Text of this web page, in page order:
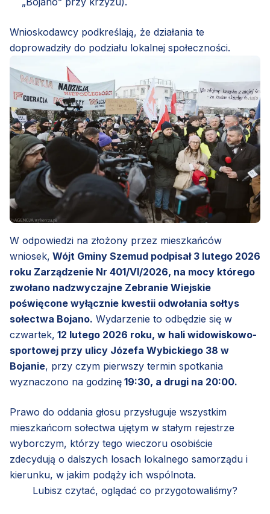
Wnioskodawcy podkreślają, że działania te
doprowadziły do podziału lokalnej społeczności.
W odpowiedzi na złożony przez mieszkańców
wniosek, Wójt Gminy Szemud podpisał 3 lutego 2026
roku Zarządzenie Nr 401/VI/2026, na mocy którego
zwołano nadzwyczajne Zebranie Wiejskie
poświęcone wyłącznie kwestii odwołania sołtys
sołectwa Bojano. Wydarzenie to odbędzie się w
czwartek, 12 lutego 2026 roku, w hali widowiskowo-
sportowej przy ulicy Józefa Wybickiego 38 w
Bojanie, przy czym pierwszy termin spotkania
wyznaczono na godzinę 19:30, a drugi na 20:00.
Prawo do oddania głosu przysługuje wszystkim
mieszkańcom sołectwa ujętym w stałym rejestrze
wyborczym, którzy tego wieczoru osobiście
zdecydują o dalszych losach lokalnego samorządu i
kierunku, w jakim podąży ich wspólnota.
Lubisz czytać, oglądać co przygotowaliśmy?